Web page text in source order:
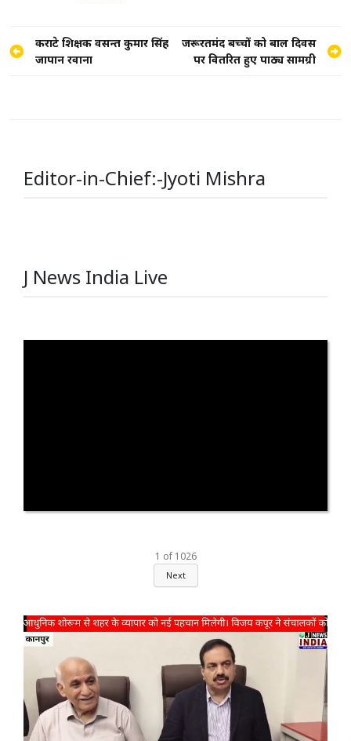
Post
navigation
कराटे प्रशिक्षक वसन्त कुमार सिंह
जापान रवाना
जरूरतमंद बच्चों को बाल दिवस
पर वितरित हुए पाठ्य सामग्री
Editor-in-Chief:-Jyoti Mishra
J News India Live
1 of 1026
Next